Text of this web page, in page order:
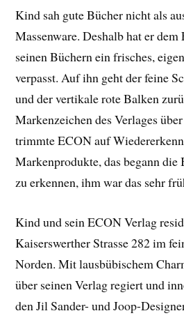
Kind sah gute Bücher nicht als
Massenware. Deshalb hat er
seinen Büchern ein frisches,
verpasst. Auf ihn geht der feine
und der vertikale rote Balken
Markenzeichen des Verlages
trimmte ECON auf
Markenprodukte, das begann die
zu erkennen, ihm war das sehr
Kind und sein ECON Verlag
Kaiserswerther Strasse 282 im
Norden. Mit lausbübischem
über seinen Verlag regiert und
den Jil Sander- und Joop-